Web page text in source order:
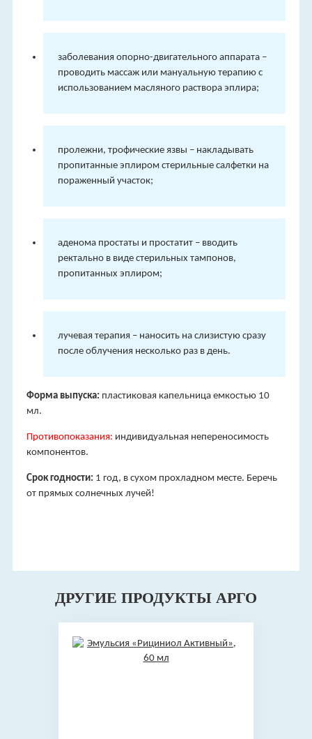
заболевания опорно-двигательного аппарата –
проводить массаж или мануальную терапию с
использованием масляного раствора эплира;
пролежни, трофические язвы – накладывать
пропитанные эплиром стерильные салфетки на
пораженный участок;
аденома простаты и простатит – вводить
ректально в виде стерильных тампонов,
пропитанных эплиром;
лучевая терапия – наносить на слизистую сразу
после облучения несколько раз в день.
Форма выпуска: пластиковая капельница емкостью 10
мл.
Противопоказания: индивидуальная непереносимость
компонентов.
Срок годности: 1 год, в сухом прохладном месте. Беречь
от прямых солнечных лучей!
ДРУГИЕ ПРОДУКТЫ АРГО